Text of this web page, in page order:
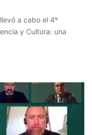
a cabo el 4º
y Cultura: una